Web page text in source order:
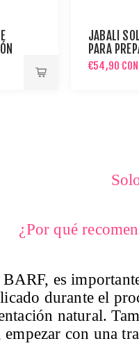
JABALÍ
PARA
BARF
€54,90
¿Por qué
BARF, es
durante el
natural.
con una